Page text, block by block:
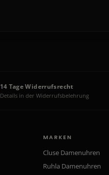
14 Tage Widerrufsrecht
Details in der Widerrufsbelehrung
MARKEN
Cluse Damenuhren
Ruhla Damenuhren